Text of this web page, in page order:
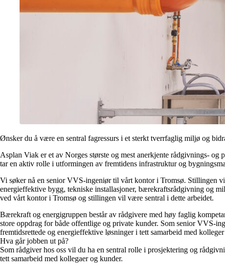
Ønsker du å være en sentral fagressurs i et sterkt tverrfaglig miljø og
Asplan Viak er et av Norges største og mest anerkjente rådgivnings-
tar en aktiv rolle i utformingen av fremtidens infrastruktur og
Vi søker nå en senior VVS-ingeniør til vårt kontor i Tromsø. Stillingen
energieffektive bygg, tekniske installasjoner, bærekraftsrådgivning og
ved vårt kontor i Tromsø og stillingen vil være sentral i dette arbeidet.
Bærekraft og energigruppen består av rådgivere med høy faglig
store oppdrag for både offentlige og private kunder. Som senior VVS-
fremtidsrettede og energieffektive løsninger i tett samarbeid med
Hva går jobben ut på?
Som rådgiver hos oss vil du ha en sentral rolle i prosjektering og
tett samarbeid med kollegaer og kunder.